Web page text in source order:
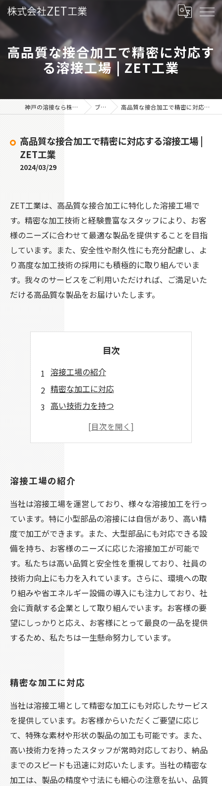
高品質な接合加工で精密に対応す
る溶接工場 | ZET工業
神戸の溶接なら株式会社ZET工業 ブログ 高品質な接合加工で精密に対応する溶接工場 | ZET工業
高品質な接合加工で精密に対応する溶接工場 |
ZET工業
2024/03/29
ZET工業は、高品質な接合加工に特化した溶接工場で
す。精密な加工技術と経験豊富なスタッフにより、お客
様のニーズに合わせて最適な製品を提供することを目指
しています。また、安全性や耐久性にも充分配慮し、よ
り高度な加工技術の採用にも積極的に取り組んでいま
す。我々のサービスをご利用いただければ、ご満足いた
だける高品質な製品をお届けいたします。
目次
溶接工場の紹介
精密な加工に対応
高い技術力を持つ
多様な材料に対応
溶接工場の紹介
当社は溶接工場を運営しており、様々な溶接加工を行っ
ています。特に小型部品の溶接には自信があり、高い精
度で加工ができます。また、大型部品にも対応できる設
備を持ち、お客様のニーズに応じた溶接加工が可能で
す。私たちは高い品質と安全性を重視しており、社員の
技術力向上にも力を入れています。さらに、環境への取
り組みや省エネルギー設備の導入にも注力しており、社
会に貢献する企業として取り組んでいます。お客様の要
望にしっかりと応え、お客様にとって最良の一品を提供
するため、私たちは一生懸命努力しています。
精密な加工に対応
当社は溶接工場として精密な加工にも対応したサービス
を提供しています。お客様からいただくご要望に応じ
て、特殊な素材や形状の製品の加工も可能です。また、
高い技術力を持ったスタッフが常時対応しており、納品
までのスピードも迅速に対応いたします。当社の精密な
加工は、製品の精度や寸法にも細心の注意を払い、品質